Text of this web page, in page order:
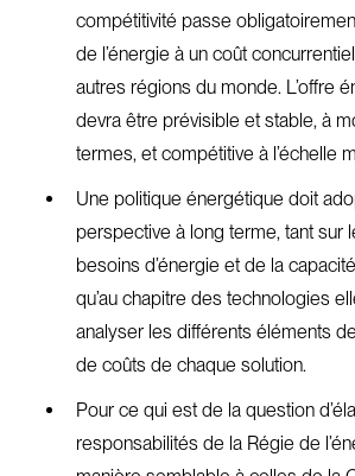
compétitivité passe
de l’énergie à un coût
autres régions du monde. L’offre
devra être prévisible et stable, à
termes, et compétitive à l’échelle
Une politique énergétique doit
perspective à long terme, tant sur
besoins d’énergie et de la
qu’au chapitre des technologies
analyser les différents éléments
de coûts de chaque solution.
Pour ce qui est de la question
responsabilités de la Régie de